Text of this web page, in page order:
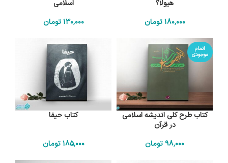
هیولا؟
180٬000 تومان
اسلامی
130٬000 تومان
اتمام
موجودی
کتاب طرح کلی اندیشه اسلامی
در قرآن
98٬000تومان
کتاب حیفا
185٬000 تومان